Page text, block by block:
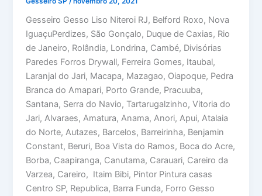
Gesseiro Gesso Liso Niteroi RJ, Belford Roxo, Nova
IguaçuPerdizes, São Gonçalo, Duque de Caxias, Rio
de Janeiro, Rolândia, Londrina, Cambé, Divisórias
Paredes Forros Drywall, Ferreira Gomes, Itaubal,
Laranjal do Jari, Macapa, Mazagao, Oiapoque, Pedra
Branca do Amapari, Porto Grande, Pracuuba,
Santana, Serra do Navio, Tartarugalzinho, Vitoria do
Jari, Alvaraes, Amatura, Anama, Anori, Apui, Atalaia
do Norte, Autazes, Barcelos, Barreirinha, Benjamin
Constant, Beruri, Boa Vista do Ramos, Boca do Acre,
Borba, Caapiranga, Canutama, Carauari, Careiro da
Varzea, Careiro, Itaim Bibi, Pintor Pintura casas
Centro SP, Republica, Barra Funda, Forro Gesso